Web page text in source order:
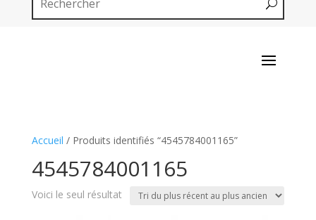
Accueil / Produits identifiés “4545784001165”
4545784001165
Voici le seul résultat